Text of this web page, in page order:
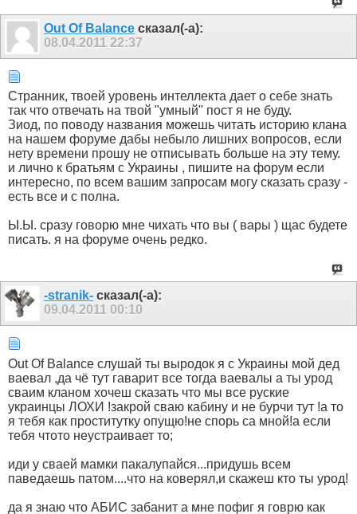
Out Of Balance сказал(-а):
08.04.2011 22:37
Странник, твоей уровень интеллекта дает о себе знать
так что отвечать на твой "умный" пост я не буду.
Зиод, по поводу названия можешь читать историю клана
на нашем форуме дабы небыло лишних вопросов, если
нету времени прошу не отписывать больше на эту тему.
и лично к братьям с Украины , пишите на форум если
интересно, по всем вашим запросам могу сказать сразу -
есть все и с полна.
Ы.Ы. сразу говорю мне чихать что вы ( вары ) щас будете
писать. я на форуме очень редко.
-stranik- сказал(-а):
09.04.2011 00:10
Out Of Balance слушай ты выродок я с Украины мой дед
ваевал ,да чё тут гаварит все тогда ваевалы а ты урод
сваим кланом хочеш сказать что мы все руские
украинцы ЛОХИ !закрой сваю кабину и не бурчи тут !а то
я тебя как проститутку опущю!не спорь са мной!а если
тебя чтото неустраивает то;
иди у сваей мамки пакалупайся...придушь всем
паведаешь патом....что на коверял,и скажеш кто ты урод!
да я знаю что АБИС забанит а мне пофиг я говрю как